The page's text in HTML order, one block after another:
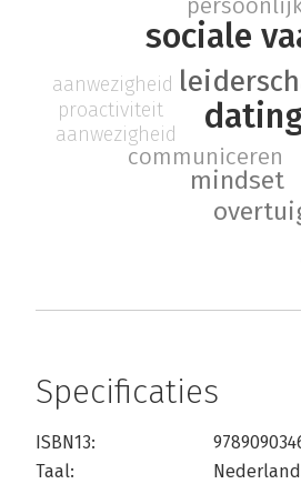
sociale
mindset
communiceren
aanwezigheid
proactiviteit
aanwezigheid
Specificaties
ISBN13:
Taal: